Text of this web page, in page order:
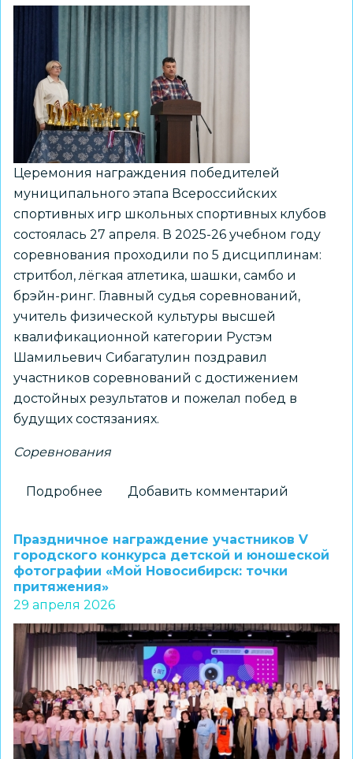
педагогического
проектирования
Церемония награждения победителей
муниципального этапа Всероссийских
спортивных игр школьных спортивных клубов
состоялась 27 апреля. В 2025-26 учебном году
соревнования проходили по 5 дисциплинам:
стритбол, лёгкая атлетика, шашки, самбо и
брэйн-ринг. Главный судья соревнований,
учитель физической культуры высшей
квалификационной категории Рустэм
Шамильевич Сибагатулин поздравил
участников соревнований с достижением
достойных результатов и пожелал побед в
будущих состязаниях.
Соревнования
Подробнее
игры
школьных
спортивных
клубов:
награждены
лучшие
команды
Новосибирска
Добавить комментарий
Праздничное награждение участников V
городского конкурса детской и юношеской
фотографии «Мой Новосибирск: точки
притяжения»
29 апреля 2026